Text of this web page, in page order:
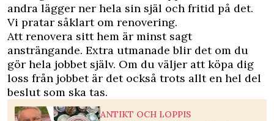
andra lägger ner hela sin själ och fritid på det.
Vi pratar såklart om renovering.
Att renovera sitt hem är minst sagt
ansträngande. Extra utmanade blir det om du
gör hela jobbet själv. Om du väljer att köpa dig
loss från jobbet är det också trots allt en hel del
beslut som ska tas.
ANTIKT OCH LOPPIS